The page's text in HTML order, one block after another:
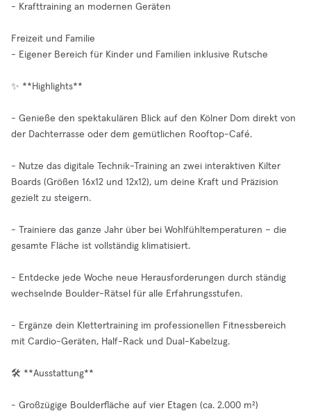
- Krafttraining an modernen Geräten
Freizeit und Familie
- Eigener Bereich für Kinder und Familien inklusive Rutsche
✨ **Highlights**
- Genieße den spektakulären Blick auf den Kölner Dom direkt von
der Dachterrasse oder dem gemütlichen Rooftop-Café.
- Nutze das digitale Technik-Training an zwei interaktiven Kilter
Boards (Größen 16x12 und 12x12), um deine Kraft und Präzision
gezielt zu steigern.
- Trainiere das ganze Jahr über bei Wohlfühltemperaturen – die
gesamte Fläche ist vollständig klimatisiert.
- Entdecke jede Woche neue Herausforderungen durch ständig
wechselnde Boulder-Rätsel für alle Erfahrungsstufen.
- Ergänze dein Klettertraining im professionellen Fitnessbereich
mit Cardio-Geräten, Half-Rack und Dual-Kabelzug.
🛠️ **Ausstattung**
- Großzügige Boulderfläche auf vier Etagen (ca. 2.000 m²)